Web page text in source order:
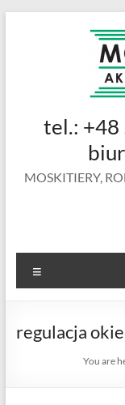
siatki na
okienne |
ramkowe i
drzwiowe
tel.: +48
MOSKITIERY,
regulacja
You are